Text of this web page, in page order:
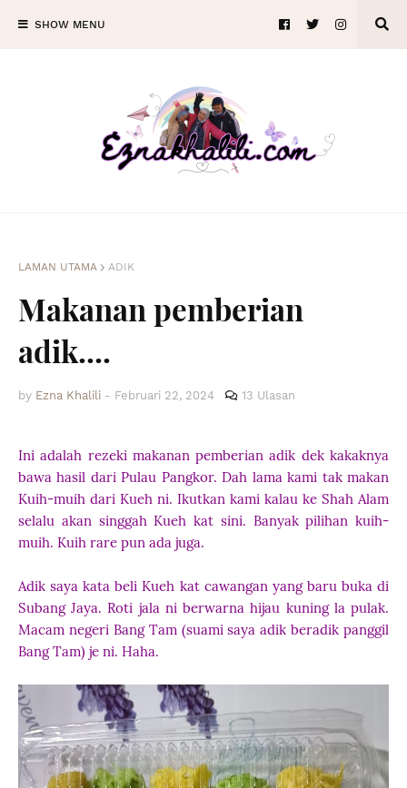
SHOW MENU
LAMAN UTAMA ADIK
Makanan pemberian
adik....
by Ezna Khalili - Februari 22, 2024 13 Ulasan
Ini adalah rezeki makanan pemberian adik dek kakaknya
bawa hasil dari Pulau Pangkor.Dah lama kami tak makan
Kuih-muih dari Kueh ni. Ikutkan kami kalau ke Shah Alam
selalu akan singgah Kueh kat sini. Banyak pilihan kuih-
muih. Kuih rare pun ada juga.
Adik saya kata beli Kueh kat cawangan yang baru buka di
Subang Jaya.Roti jala ni berwarna hijau kuning la pulak.
Macam negeri Bang Tam (suami saya adik beradik panggil
Bang Tam) je ni. Haha.